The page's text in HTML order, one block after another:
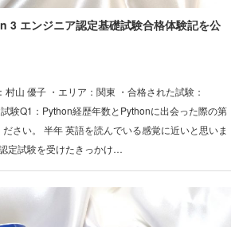
3 エンジニア認定基礎試験合格体験記を公
山 優子 ・エリア：関東 ・合格された試験：
験Q1：Python経歴年数とPythonに出会った際の第
さい。 半年 英語を読んでいる感覚に近いと思いま
定試験を受けたきっかけ…